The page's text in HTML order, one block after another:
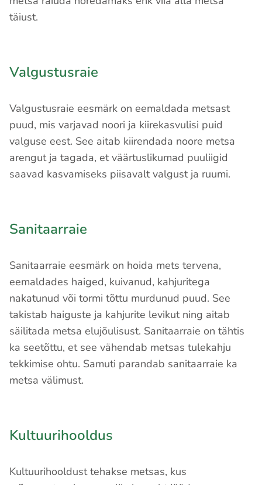
täiust.
Valgustusraie
Valgustusraie eesmärk on eemaldada metsast
puud, mis varjavad noori ja kiirekasvulisi puid
valguse eest. See aitab kiirendada noore metsa
arengut ja tagada, et väärtuslikumad puuliigid
saavad kasvamiseks piisavalt valgust ja ruumi.
Sanitaarraie
Sanitaarraie eesmärk on hoida mets tervena,
eemaldades haiged, kuivanud, kahjuritega
nakatunud või tormi tõttu murdunud puud. See
takistab haiguste ja kahjurite levikut ning aitab
säilitada metsa elujõulisust. Sanitaarraie on tähtis
ka seetõttu, et see vähendab metsas tulekahju
tekkimise ohtu. Samuti parandab sanitaarraie ka
metsa välimust.
Kultuurihooldus
Kultuurihooldust tehakse metsas, kus